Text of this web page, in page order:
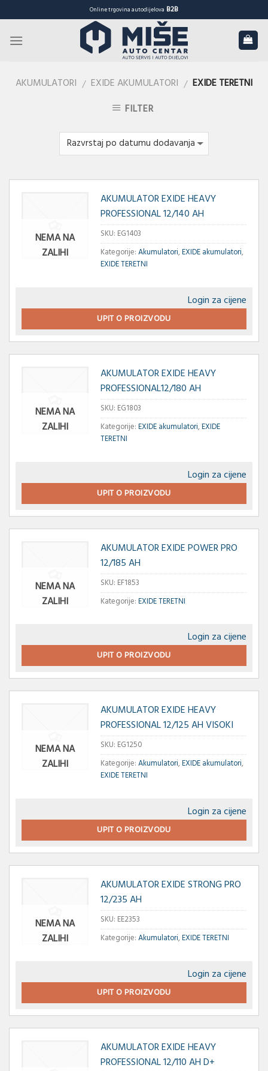
to
content
Online trgovina autodijelova B2B
AKUMULATORI / EXIDE AKUMULATORI / EXIDE TERETNI
FILTER
NEMA NA
ZALIHI
AKUMULATOR EXIDE HEAVY
PROFESSIONAL 12/140 AH
SKU: EG1403
Kategorije:Akumulatori,EXIDE akumulatori,
EXIDE TERETNI
Login za cijene
UPIT O PROIZVODU
NEMA NA
ZALIHI
AKUMULATOR EXIDE HEAVY
PROFESSIONAL12/180 AH
SKU: EG1803
Kategorije:EXIDE akumulatori,EXIDE
TERETNI
Login za cijene
UPIT O PROIZVODU
NEMA NA
ZALIHI
AKUMULATOR EXIDE POWER PRO
12/185 AH
SKU: EF1853
Kategorije:EXIDE TERETNI
Login za cijene
UPIT O PROIZVODU
NEMA NA
ZALIHI
AKUMULATOR EXIDE HEAVY
PROFESSIONAL 12/125 AH VISOKI
SKU: EG1250
Kategorije:Akumulatori,EXIDE akumulatori,
EXIDE TERETNI
Login za cijene
UPIT O PROIZVODU
NEMA NA
ZALIHI
AKUMULATOR EXIDE STRONG PRO
12/235 AH
SKU: EE2353
Kategorije:Akumulatori,EXIDE TERETNI
Login za cijene
UPIT O PROIZVODU
AKUMULATOR EXIDE HEAVY
PROFESSIONAL 12/110 AH D+